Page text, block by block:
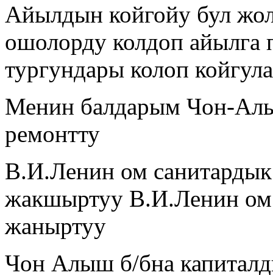
Айылдын койгойу бул
ошолорду колдоп айылга
тургундары колоп
Менин балдарым Чон-
ремонтту
В.И.Ленин ом
жакшыртуу В.И.Ленин ом
жаныртуу
Чон Алыш б/бна